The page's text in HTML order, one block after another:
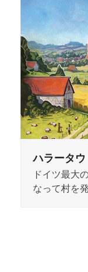
ハラータウ
ドイツ最大
なって村を